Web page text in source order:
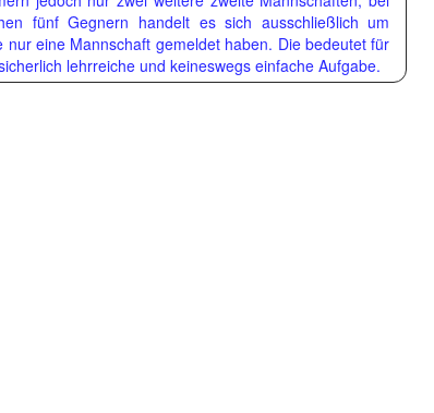
fünf Gegnern handelt es sich ausschließlich um
nur eine Mannschaft gemeldet haben. Die bedeutet für
lehrreiche und keineswegs einfache Aufgabe.